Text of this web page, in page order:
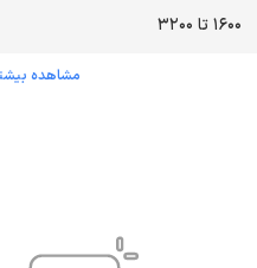
1600 تا 3200
مشاهده